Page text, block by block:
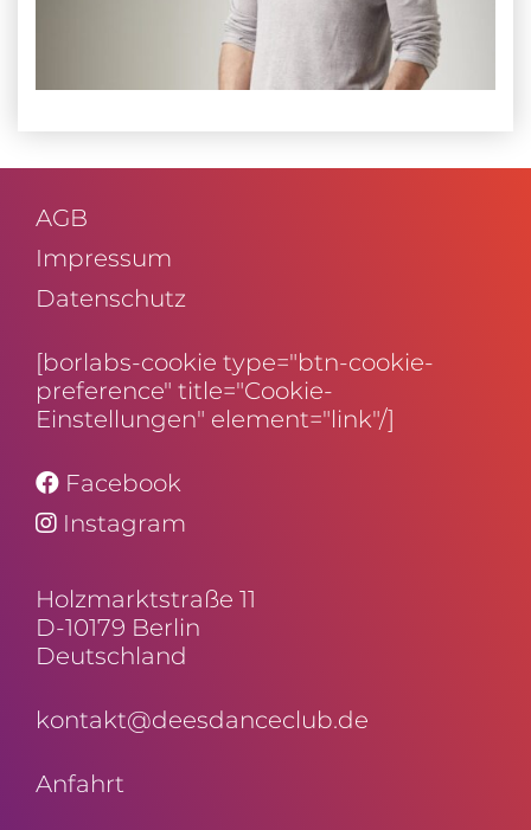
AGB
Impressum
Daten­schutz
[borlabs-cookie type="btn-cookie-
preference" title="Cookie-
Einstellungen" element="link"/]
Facebook
Instagram
Holz­markt­straße 11
D-10179 Berlin
Deutschland
kontakt@deesdanceclub.de
Anfahrt